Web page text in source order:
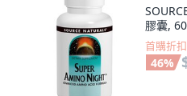
膠囊,
首購折
46%